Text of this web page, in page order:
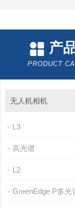
产
PRODUCT
无人机相机
L3
高光谱
L2
GreenEdge P多光